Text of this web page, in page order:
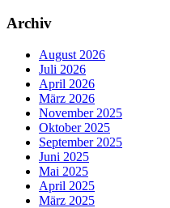
Archiv
August 2026
Juli 2026
April 2026
März 2026
November 2025
Oktober 2025
September 2025
Juni 2025
Mai 2025
April 2025
März 2025